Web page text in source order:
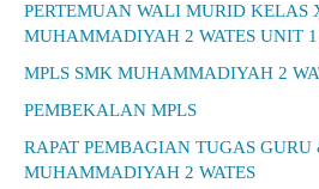
PERTEMUAN WALI MURID KELAS
MUHAMMADIYAH 2 WATES UNIT
MPLS SMK MUHAMMADIYAH 2
PEMBEKALAN MPLS
RAPAT PEMBAGIAN TUGAS
MUHAMMADIYAH 2 WATES